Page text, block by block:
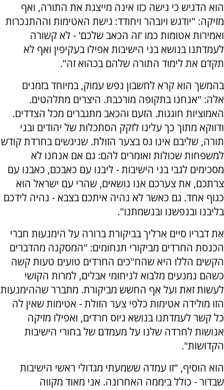
הוא הדגיש כי גישה כזו אינה מייצגת את התורה, ואף
מזיקה: "יודגש ויובהר ויחודד: גישת האטימות וההתנכרות
ואמירות אטומות כמו 'זה הכאב שלכם' - לא קשורה
לעמדתנו בנושא בני הישיבות אפילו בעקיפין ואף לא
תקדם את לימוד התורה שלהם בכהוא זה".
בהמשך הוא קרא לחשבון נפש עמוק, במיוחד בזמנים
אלה: "אנחנו בתקופה מורכבת. היצרים מתלהטים.
האמוציות חוגגות. הזעם והכאב מתגברים מכל הצדדים.
ודווקא מתוך כך עלינו לזקק הסתכלות של יהודים ובני
תורה, שליבם אינו גס בצער הזולת. שניגשים בחרדת קודש
למשפחות שכולות ואומרים להם: גם אם אנחנו לא
מסכימים לגבי בני הישיבות - ליבנו עם כאבכם, כאבנו עם
צרתכם, את צערכם אנו נושאים, שהרי עם ישראל הוא
כגוף אחד. גם כאשר לא נהיה איתכם בצבא - נהיה לידכם
בליבנו ובנפשנו ובנשמתנו".
את דבריו סיים ארליך בביקורת ברורה על הימנעות חברי
הכנסת החרדים מביקורי תנחומים: "המסקנה מהדברים
הקשים הללו היא שהח"כים החרדים טועים טעות קשה
כשהם נמנעים מלבוא לניחומי אבלים, למרות הקושי
לעשות זאת ועל אף החשש מביקורת. מתברר שההימנעות
הזו מולידה אטימות כלפי צער הזולת - אטימות שאין לה
כל קשר לעמדתנו בנושא גיוס חרדים, ואפילו מזיקה
אנושות לחרדה שלנו על מעמדם של בחורי הישיבות
הקדושות".
הוא הוסיף, "זו עמדה ששמעתי מגדולי ראשי הישיבות
שבדור - כולל ביממה האחרונה. אני מאוד מקווה